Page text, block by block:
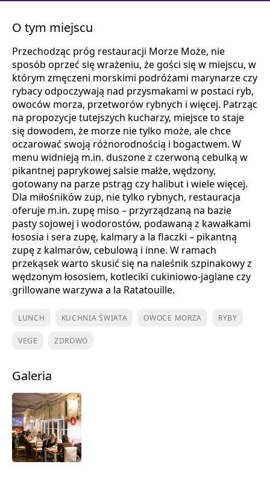
O tym miejscu
Przechodząc próg restauracji Morze Może, nie
sposób oprzeć się wrażeniu, że gości się w miejscu, w
którym zmęczeni morskimi podróżami marynarze czy
rybacy odpoczywają nad przysmakami w postaci ryb,
owoców morza, przetworów rybnych i więcej. Patrząc
na propozycje tutejszych kucharzy, miejsce to staje
się dowodem, że morze nie tylko może, ale chce
oczarować swoją różnorodnością i bogactwem. W
menu widnieją m.in. duszone z czerwoną cebulką w
pikantnej paprykowej salsie małże, wędzony,
gotowany na parze pstrąg czy halibut i wiele więcej.
Dla miłośników zup, nie tylko rybnych, restauracja
oferuje m.in. zupę miso – przyrządzaną na bazie
pasty sojowej i wodorostów, podawaną z kawałkami
łososia i sera zupę, kalmary a la flaczki – pikantną
zupę z kalmarów, cebulową i inne. W ramach
przekąsek warto skusić się na naleśnik szpinakowy z
wędzonym łososiem, kotleciki cukiniowo-jaglane czy
grillowane warzywa a la Ratatouille.
LUNCH KUCHNIA ŚWIATA OWOCE MORZA RYBY
VEGE ZDROWO
Galeria